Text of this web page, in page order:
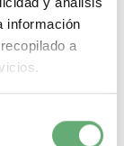
información
a